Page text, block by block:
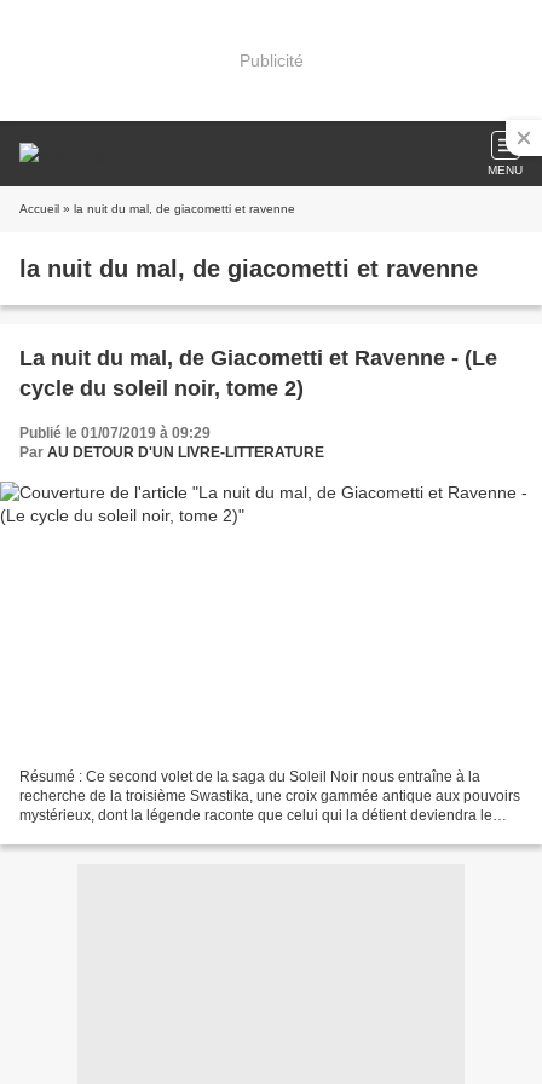
Publicité
MENU
Accueil » la nuit du mal, de giacometti et ravenne
la nuit du mal, de giacometti et ravenne
La nuit du mal, de Giacometti et Ravenne - (Le
cycle du soleil noir, tome 2)
Publié le 01/07/2019 à 09:29
Par AU DETOUR D'UN LIVRE-LITTERATURE
Résumé : Ce second volet de la saga du Soleil Noir nous entraîne à la
recherche de la troisième Swastika, une croix gammée antique aux pouvoirs
mystérieux, dont la légende raconte que celui qui la détient deviendra le